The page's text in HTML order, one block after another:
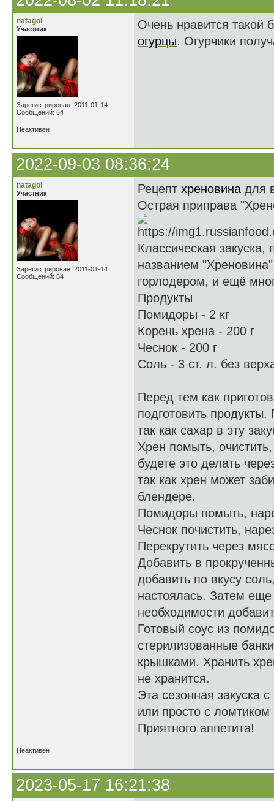
natagol
Участник
Зарегистрирован: 2011-01-14
Сообщений: 64
Очень нравится такой
огурцы. Огурчики
Неактивен
2022-09-03 08:36:24
natagol
Участник
Зарегистрирован: 2011-01-14
Сообщений: 64
Рецепт хреновина для
Острая приправа
Классическая
названием
горлодером, и ещё
Продукты
Помидоры - 2 кг
Корень хрена - 200 г
Чеснок - 200 г
Соль - 3 ст. л. без
Перед тем как
подготовить
так как сахар в эту
Хрен помыть,
будете это делать
так как хрен может
блендере.
Помидоры помыть,
Чеснок почистить,
Перекрутить через
Добавить в
добавить по вкусу
настоялась. Затем еще
необходимости
Готовый соус из
стерилизованные
крышками. Хранить
не хранится.
Эта сезонная закуска
или просто с ломтиком
Приятного аппетита!
Неактивен
2023-05-17 16:21:38